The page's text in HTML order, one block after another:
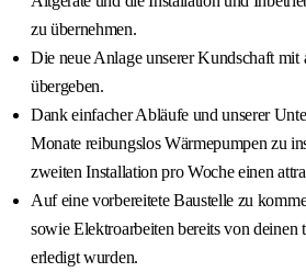
zu übernehmen.
Die neue Anlage unserer Kundschaft mit
übergeben.
Dank einfacher Abläufe und unserer
Monate reibungslos Wärmepumpen zu
zweiten Installation pro Woche einen
Auf eine vorbereitete Baustelle zu
sowie Elektroarbeiten bereits von
erledigt wurden.